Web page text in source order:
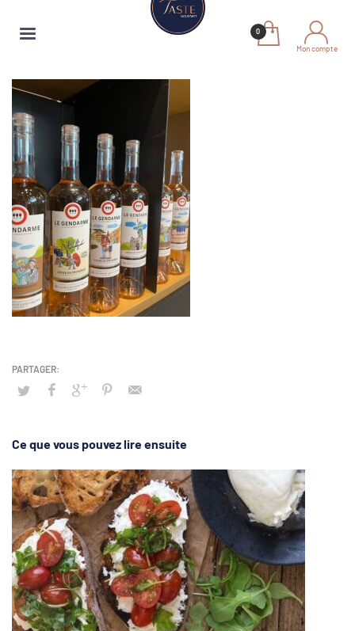
Mon compte
Ce que vous pouvez lire ensuite